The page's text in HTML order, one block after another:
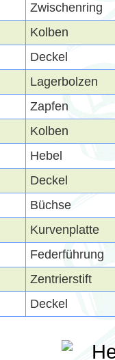
Zwischenring
Kolben
Deckel
Lagerbolzen
Zapfen
Kolben
Hebel
Deckel
Büchse
Kurvenplatte
Federführung
Zentrierstift
Deckel